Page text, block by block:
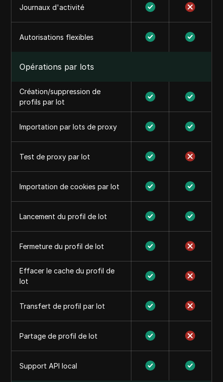
Journaux d'activité
Autorisations flexibles
Opérations par lots
Création/suppression de
profils par lot
Importation par lots de proxy
Test de proxy par lot
Importation de cookies par lot
Lancement du profil de lot
Fermeture du profil de lot
Effacer le cache du profil de
lot
Transfert de profil par lot
Partage de profil de lot
Support API local